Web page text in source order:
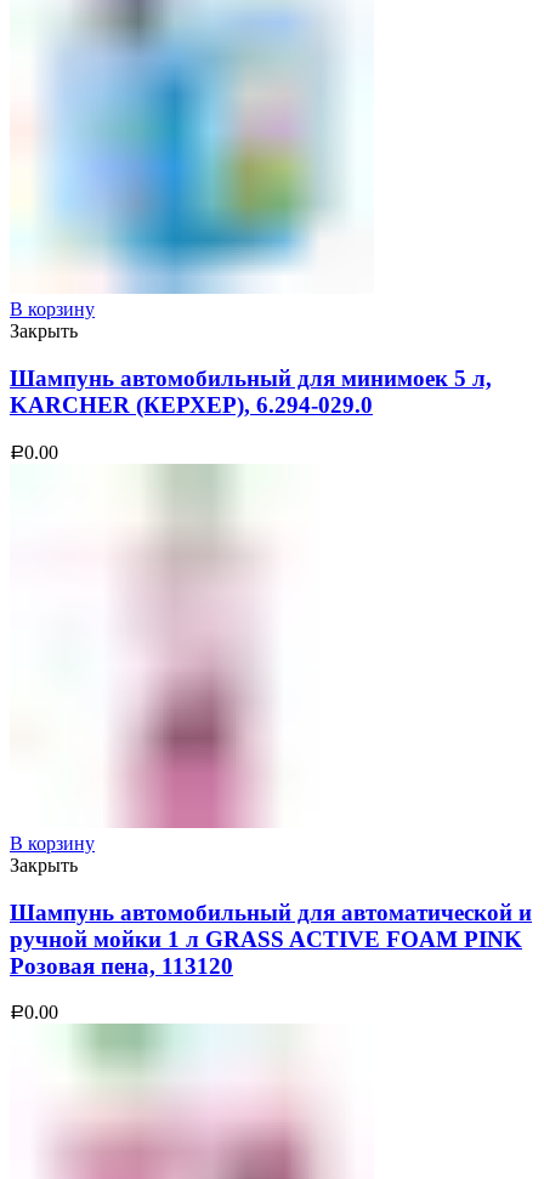
В корзину
Закрыть
Шампунь автомобильный для минимоек 5 л,
KARCHER (КЕРХЕР), 6.294-029.0
Р0.00
В корзину
Закрыть
Шампунь автомобильный для автоматической и
ручной мойки 1 л GRASS ACTIVE FOAM PINK
Розовая пена, 113120
Р0.00